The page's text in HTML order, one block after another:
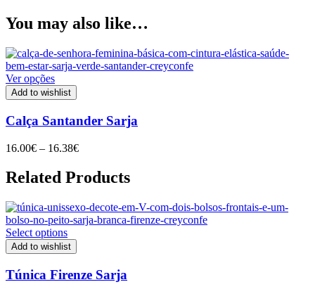
You may also like…
Ver opções
Add to wishlist
Calça Santander Sarja
16.00€ – 16.38€Price
16.00€
through
Related Products
Select options
Add to wishlist
Túnica Firenze Sarja